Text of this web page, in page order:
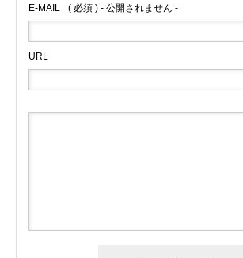
E-MAIL ( 必須 ) - 公開されません -
URL